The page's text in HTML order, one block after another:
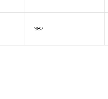
987